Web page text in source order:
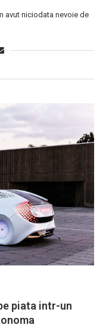
avut niciodata nevoie de
piata intr-un